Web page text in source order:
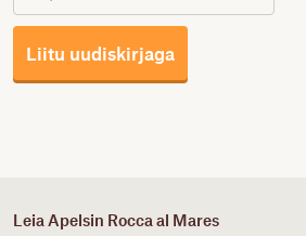
Liitu uudiskirjaga
Leia Apelsin Rocca al Mares